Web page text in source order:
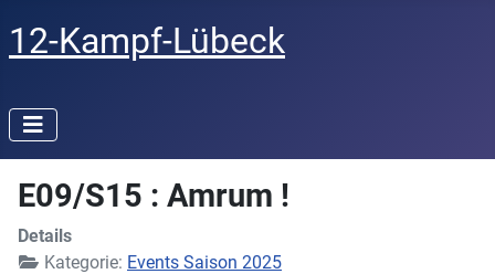
12-Kampf-Lübeck
E09/S15 : Amrum !
Details
Kategorie: Events Saison 2025